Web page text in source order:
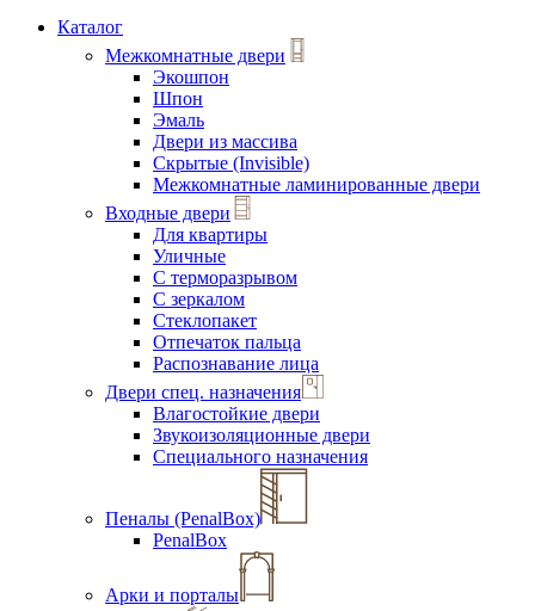
Каталог
Межкомнатные двери
Экошпон
Шпон
Эмаль
Двери из массива
Скрытые (Invisible)
Межкомнатные ламинированные двери
Входные двери
Для квартиры
Уличные
С терморазрывом
С зеркалом
Стеклопакет
Отпечаток пальца
Распознавание лица
Двери спец. назначения
Влагостойкие двери
Звукоизоляционные двери
Специального назначения
Пеналы (PenalBox)
PenalBox
Арки и порталы